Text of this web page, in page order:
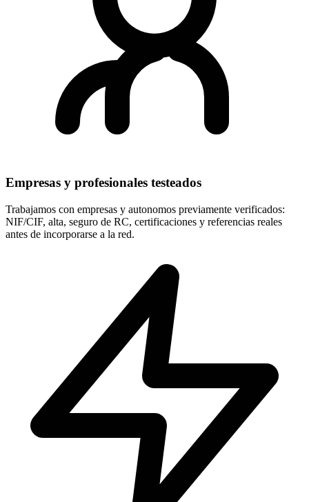
Empresas y profesionales testeados
Trabajamos con empresas y autonomos previamente verificados:
NIF/CIF, alta, seguro de RC, certificaciones y referencias reales
antes de incorporarse a la red.